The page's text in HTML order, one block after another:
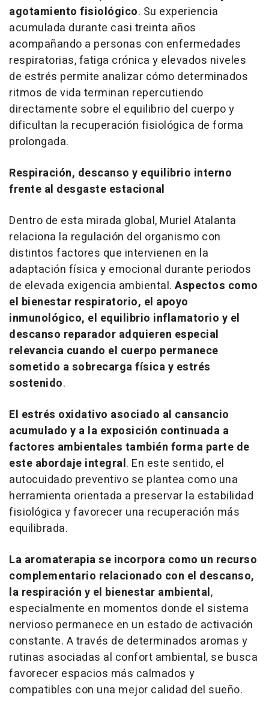
agotamiento fisiológico. Su experiencia
acumulada durante casi treinta años
acompañando a personas con enfermedades
respiratorias, fatiga crónica y elevados niveles
de estrés permite analizar cómo determinados
ritmos de vida terminan repercutiendo
directamente sobre el equilibrio del cuerpo y
dificultan la recuperación fisiológica de forma
prolongada.
Respiración, descanso y equilibrio interno
frente al desgaste estacional
Dentro de esta mirada global, Muriel Atalanta
relaciona la regulación del organismo con
distintos factores que intervienen en la
adaptación física y emocional durante periodos
de elevada exigencia ambiental. Aspectos como
el bienestar respiratorio, el apoyo
inmunológico, el equilibrio inflamatorio y el
descanso reparador adquieren especial
relevancia cuando el cuerpo permanece
sometido a sobrecarga física y estrés
sostenido.
El estrés oxidativo asociado al cansancio
acumulado y a la exposición continuada a
factores ambientales también forma parte de
este abordaje integral. En este sentido, el
autocuidado preventivo se plantea como una
herramienta orientada a preservar la estabilidad
fisiológica y favorecer una recuperación más
equilibrada.
La aromaterapia se incorpora como un recurso
complementario relacionado con el descanso,
la respiración y el bienestar ambiental,
especialmente en momentos donde el sistema
nervioso permanece en un estado de activación
constante. A través de determinados aromas y
rutinas asociadas al confort ambiental, se busca
favorecer espacios más calmados y
compatibles con una mejor calidad del sueño.